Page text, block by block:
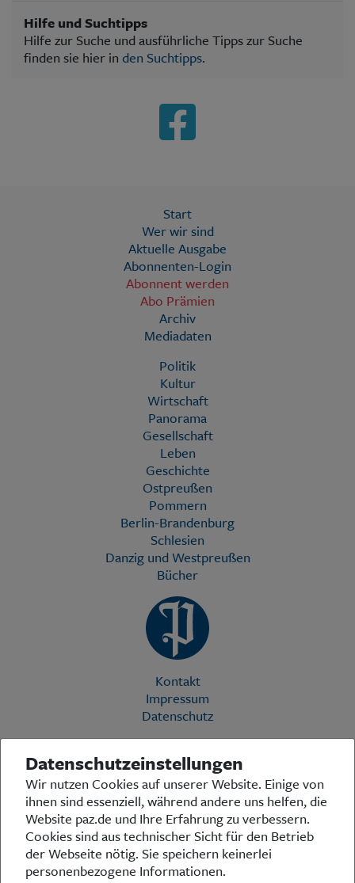
Hilfe und Suchtipps
Hilfe zur Suche und ausführliche Tipps zur Suche
finden sie hier in den Suchtipps.
Start
Wer wir sind
Aktuelle Ausgabe
Abonnenten-Login
Abonnent werden
Abo Prämien
Archiv
Mediadaten
Politik
Kultur
Wirtschaft
Panorama
Gesellschaft
Leben
Geschichte
Ostpreußen
Pommern
Berlin-Brandenburg
Schlesien
Danzig und Westpreußen
Bücher
Kontakt
Impressum
Datenschutz
Die Preußische Allgemeine Zeitung (PAZ) ist eine einzigartige Stimme
in der deutschen Medienlandschaft. Woche für Woche berichtet sie
über das aktuelle Zeitgeschehen in Politik, Kultur und Wirtschaft und
bezieht zu den grundlegenden Entwicklungen unserer Gesellschaft
Stellung. In ihrer Arbeit fühlt sich die Redaktion dem traditionellen
preußischen Wertekanon verpflichtet: Das alte Preußen stand und
steht für religiöse und weltanschauliche Toleranz, für Heimatliebe
und Weltoffenheit, für Rechtstaatlichkeit und intellektuelle
Datenschutzeinstellungen
Wir nutzen Cookies auf unserer Website. Einige von
ihnen sind essenziell, während andere uns helfen, die
Website paz.de und Ihre Erfahrung zu verbessern.
Cookies sind aus technischer Sicht für den Betrieb
der Webseite nötig. Sie speichern keinerlei
personenbezogene Informationen.